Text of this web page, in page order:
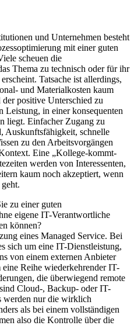
und Unternehmen besteht
mit einer guten
scheuen die
Thema zu technisch oder für ihr
Tatsache ist allerdings,
und Materialkosten kaum
positive Unterschied zu
Leistung, in einer konsequenten
liegt. Einfacher Zugang zu
Auskunftsfähigkeit, schnelle
zu den Arbeitsvorgängen
Eine „Kollege-kommt-
werden von Interessenten,
kaum noch akzeptiert, wenn
zu einer guten
eigene IT-Verantwortliche
können?
eines Managed Service. Bei
sich um eine IT-Dienstleistung,
von einem externen Anbieter
Reihe wiederkehrender IT-
die überwiegend remote
Cloud-, Backup- oder IT-
werden nur die wirklich
als bei einem vollständigen
also die Kontrolle über die